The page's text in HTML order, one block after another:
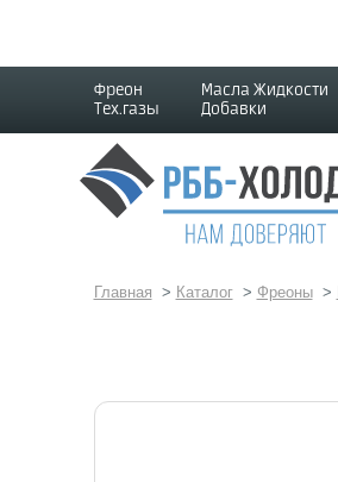
Фреон
Тех.газы
Масла Жидкости
Добавки
Главная > Каталог > Фреоны >